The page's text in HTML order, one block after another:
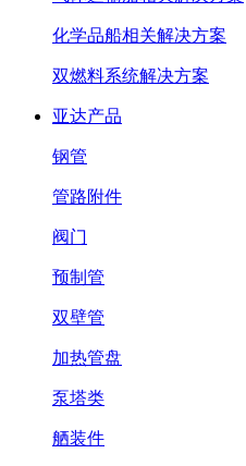
化学品船相关解决方案
双燃料系统解决方案
亚达产品
钢管
管路附件
阀门
预制管
双壁管
加热管盘
泵塔类
舾装件